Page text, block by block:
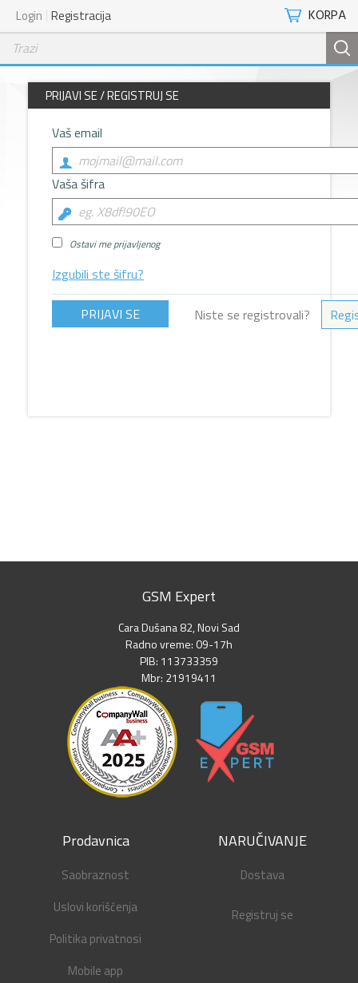
KORPA
Login Registracija
PRIJAVI SE / REGISTRUJ SE
Vaš email
Vaša šifra
Ostavi me prijavljenog
Izgubili ste šifru?
Niste se registrovali?
GSM Expert
Cara Dušana 82, Novi Sad
Radno vreme: 09-17h
PIB: 113733359
Mbr: 21919411
Prodavnica
Saobraznost
Uslovi korišćenja
Politika privatnosi
Mobile app
NARUČIVANJE
Dostava
Registruj se